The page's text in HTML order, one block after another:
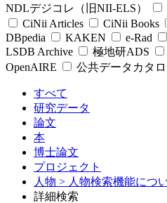
NDLデジコレ（旧NII-ELS）
CiNii Articles
CiNii Books
DBpedia
KAKEN e-Rad
LSDB Archive
極地研ADS
OpenAIRE
公共データカタ
すべて
研究データ
論文
本
博士論文
プロジェクト
人物 > 人物検索機能につ
詳細検索